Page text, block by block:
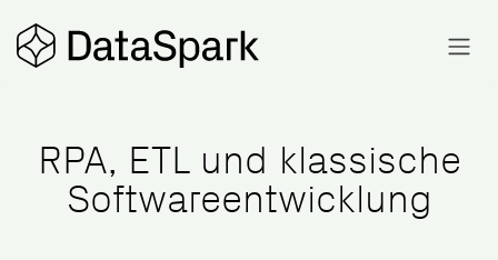
RPA, ETL und klassische
Softwareentwicklung